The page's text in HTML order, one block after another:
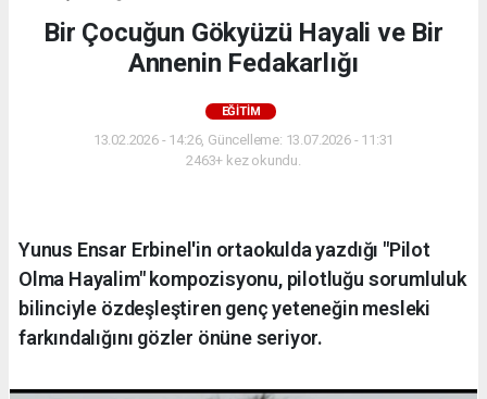
Bir Çocuğun Gökyüzü Hayali ve Bir
Annenin Fedakarlığı
EĞITIM
13.02.2026 - 14:26, Güncelleme: 13.07.2026 - 11:31
2463+ kez okundu.
Yunus Ensar Erbinel'in ortaokulda yazdığı "Pilot
Olma Hayalim" kompozisyonu, pilotluğu sorumluluk
bilinciyle özdeşleştiren genç yeteneğin mesleki
farkındalığını gözler önüne seriyor.